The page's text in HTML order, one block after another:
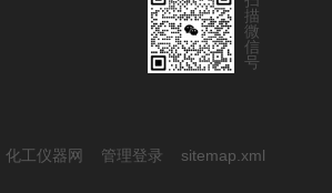
描
微
信
号
化工仪器网 管理登录 sitemap.xml